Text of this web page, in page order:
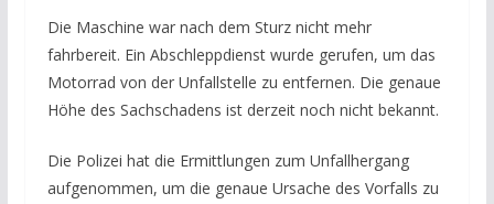
Die Maschine war nach dem Sturz nicht mehr
fahrbereit. Ein Abschleppdienst wurde gerufen, um das
Motorrad von der Unfallstelle zu entfernen. Die genaue
Höhe des Sachschadens ist derzeit noch nicht bekannt.
Die Polizei hat die Ermittlungen zum Unfallhergang
aufgenommen, um die genaue Ursache des Vorfalls zu